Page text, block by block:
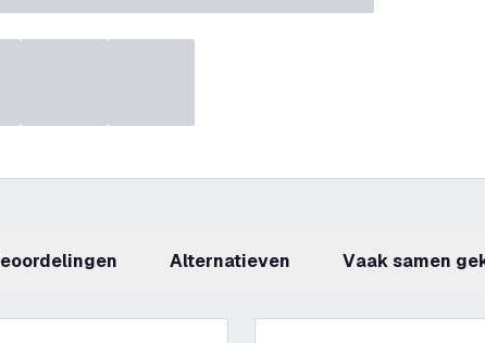
beoordelingen Alternatieven Vaak samen